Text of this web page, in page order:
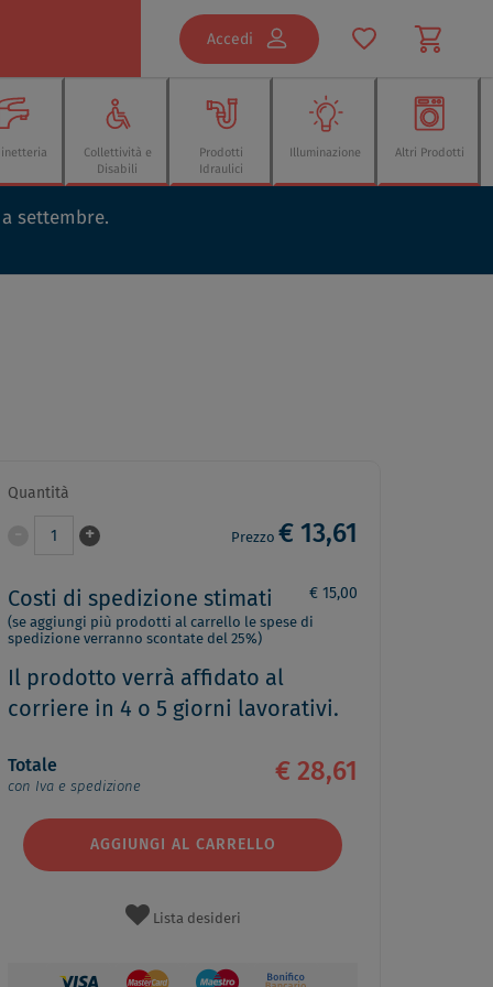
Accedi
Collettività e
Disabili
Prodotti
Idraulici
Illuminazione Altri Prodotti
settembre.
Quantità
1 + Prezzo € 13,61
Costi di spedizione stimati € 15,00
(se aggiungi più prodotti al carrello le spese di
spedizione verranno scontate del 25%)
Il prodotto verrà affidato al
corriere in 4 o 5 giorni lavorativi.
Totale
con Iva e spedizione
€ 28,61
AGGIUNGI AL CARRELLO
Lista desideri